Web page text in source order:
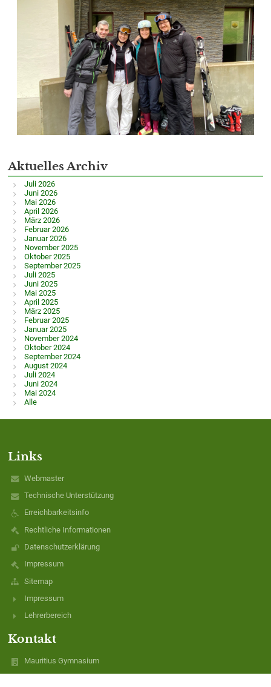
Aktuelles Archiv
Juli 2026
Juni 2026
Mai 2026
April 2026
März 2026
Februar 2026
Januar 2026
November 2025
Oktober 2025
September 2025
Juli 2025
Juni 2025
Mai 2025
April 2025
März 2025
Februar 2025
Januar 2025
November 2024
Oktober 2024
September 2024
August 2024
Juli 2024
Juni 2024
Mai 2024
Alle
Links
Webmaster
Technische Unterstützung
Erreichbarkeitsinfo
Rechtliche Informationen
Datenschutzerklärung
Impressum
Sitemap
Impressum
Lehrerbereich
Kontakt
Mauritius Gymnasium